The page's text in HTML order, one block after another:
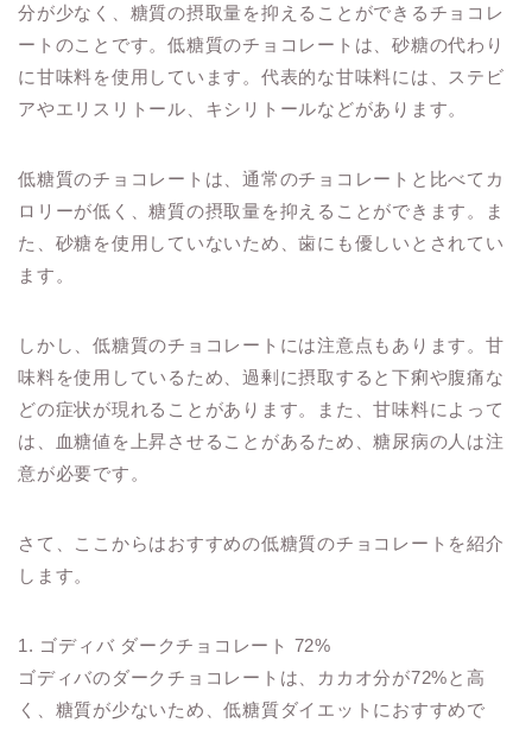
分が少なく、糖質の摂取量を抑えることができるチョコレ
ートのことです。低糖質のチョコレートは、砂糖の代わり
に甘味料を使用しています。代表的な甘味料には、ステビ
アやエリスリトール、キシリトールなどがあります。
低糖質のチョコレートは、通常のチョコレートと比べてカ
ロリーが低く、糖質の摂取量を抑えることができます。ま
た、砂糖を使用していないため、歯にも優しいとされてい
ます。
しかし、低糖質のチョコレートには注意点もあります。甘
味料を使用しているため、過剰に摂取すると下痢や腹痛な
どの症状が現れることがあります。また、甘味料によって
は、血糖値を上昇させることがあるため、糖尿病の人は注
意が必要です。
さて、ここからはおすすめの低糖質のチョコレートを紹介
します。
1. ゴディバ ダークチョコレート 72%
ゴディバのダークチョコレートは、カカオ分が72%と高
く、糖質が少ないため、低糖質ダイエットにおすすめで